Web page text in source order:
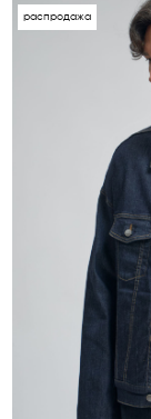
распродажа